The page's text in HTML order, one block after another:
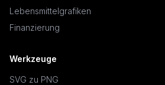
Lebensmittelgrafiken
Finanzierung
Werkzeuge
SVG zu PNG